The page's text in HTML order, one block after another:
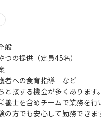
般
つの提供（定員45名）
者への食育指導 など
接する機会が多くあります。
士を含めチームで業務を行
の方でも安心して勤務できま